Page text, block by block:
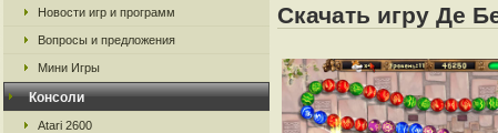
Новости игр и программ
Вопросы и предложения
Мини Игры
Консоли
Atari 2600
Скачать игру Де